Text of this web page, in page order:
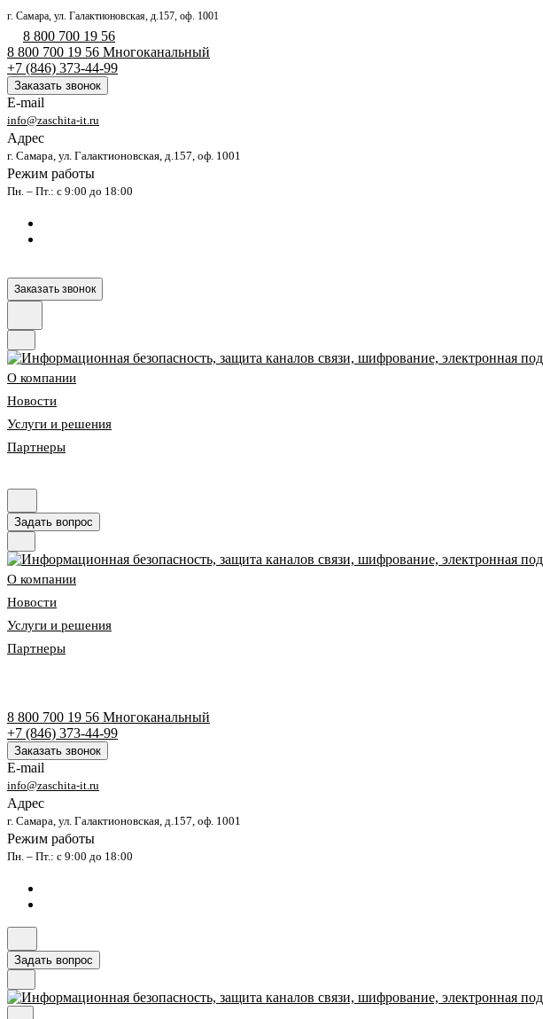
г. Самара, ул. Галактионовская, д.157, оф. 1001
8 800 700 19 56
8 800 700 19 56 Многоканальный
+7 (846) 373-44-99
Заказать звонок
E-mail
info@zaschita-it.ru
Адрес
г. Самара, ул. Галактионовская, д.157, оф. 1001
Режим работы
Пн. – Пт.: с 9:00 до 18:00
Заказать звонок
О компании
Новости
Услуги и решения
Партнеры
Задать вопрос
О компании
Новости
Услуги и решения
Партнеры
8 800 700 19 56 Многоканальный
+7 (846) 373-44-99
Заказать звонок
E-mail
info@zaschita-it.ru
Адрес
г. Самара, ул. Галактионовская, д.157, оф. 1001
Режим работы
Пн. – Пт.: с 9:00 до 18:00
Задать вопрос